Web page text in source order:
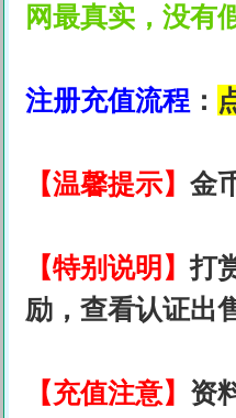
网最真实，没有
注册充值流程 ：
【温馨提示】 金
【特别说明】打
励，查看认证出
【充值注意】 资